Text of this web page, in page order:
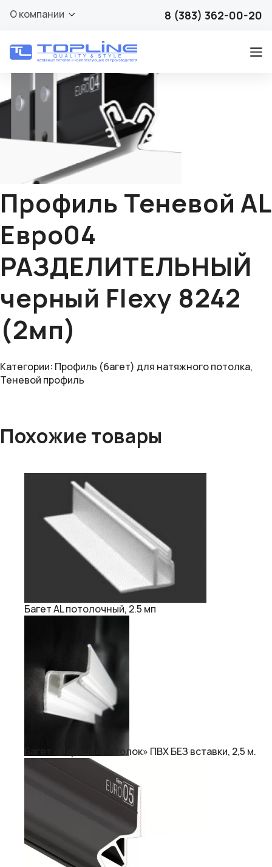
О компании 8 (383) 362-00-20
Профиль Теневой AL
Евро04
РАЗДЕЛИТЕЛЬНЫЙ
черный Flexy 8242
(2мп)
Категории: Профиль (багет) для натяжного потолка,
Теневой профиль
Похожие товары
Багет AL потолочный, 2.5 мп
Багет «Парящий потолок» ПВХ БЕЗ вставки, 2,5 м.